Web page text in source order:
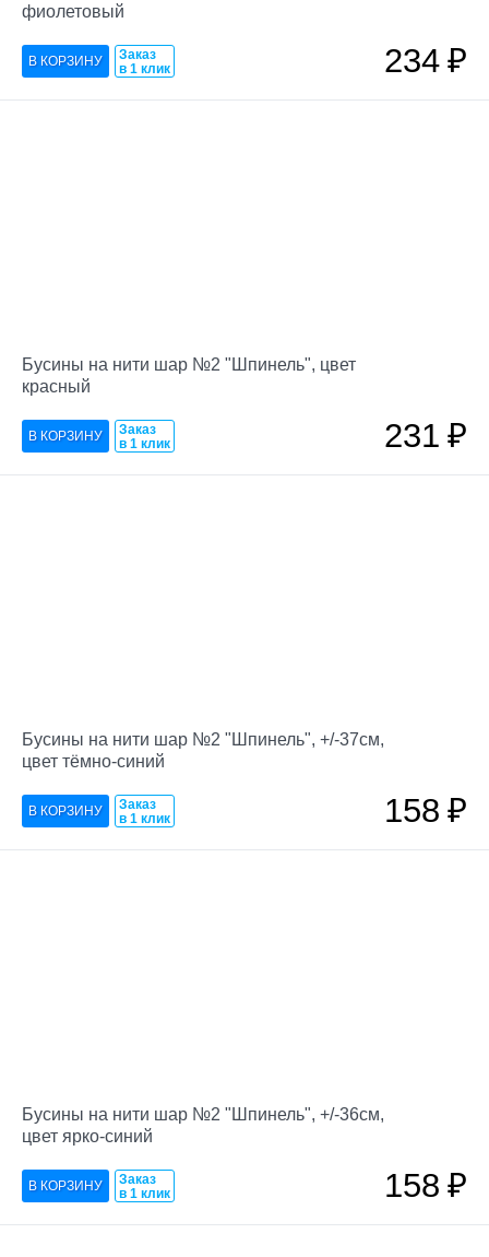
фиолетовый
Заказ
в 1 клик
234₽
Бусины на нити шар №2 "Шпинель", цвет
красный
Заказ
в 1 клик
231₽
Бусины на нити шар №2 "Шпинель", +/-37см,
цвет тёмно-синий
Заказ
в 1 клик
158₽
Бусины на нити шар №2 "Шпинель", +/-36см,
цвет ярко-синий
Заказ
в 1 клик
158₽